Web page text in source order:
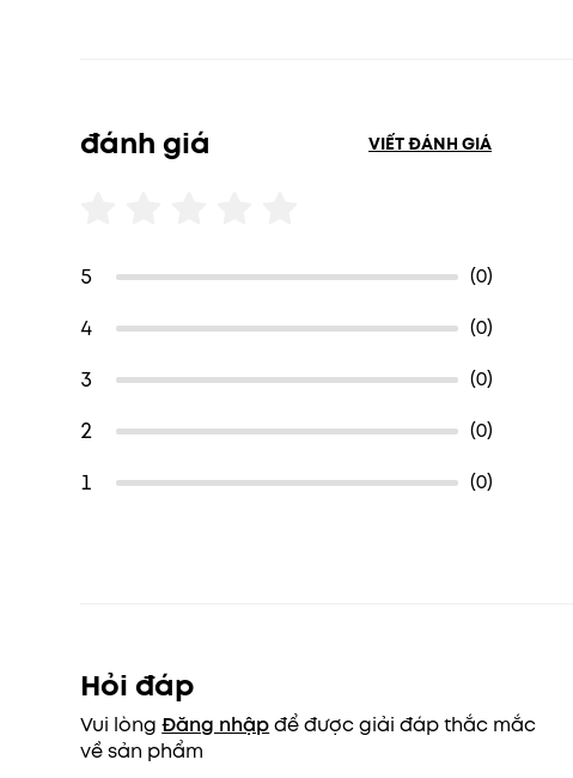
đánh giá VIẾT ĐÁNH GIÁ
5 (0)
4 (0)
3 (0)
2 (0)
1 (0)
Hỏi đáp
Vui lòng Đăng nhậpđể được giải đáp thắc mắc
về sản phẩm